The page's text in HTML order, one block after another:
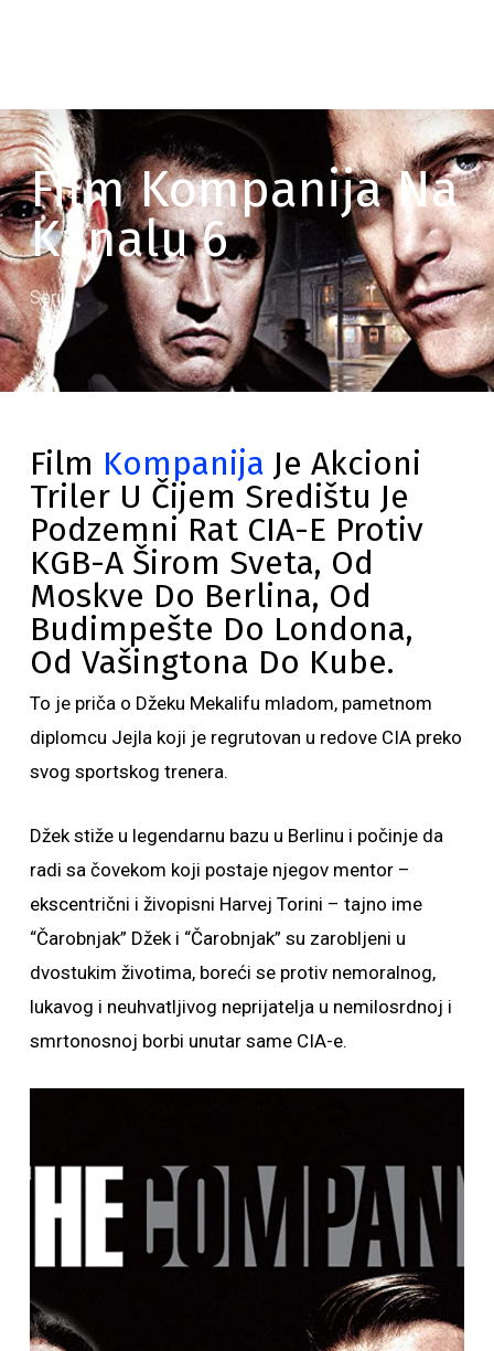
Film Kompanija Na
Kanalu 6
Serije
Film Kompanija Je Akcioni
Triler U Čijem Središtu Je
Podzemni Rat CIA-E Protiv
KGB-A Širom Sveta, Od
Moskve Do Berlina, Od
Budimpešte Do Londona,
Od Vašingtona Do Kube.
To je priča o Džeku Mekalifu mladom, pametnom
diplomcu Jejla koji je regrutovan u redove CIA preko
svog sportskog trenera.
Džek stiže u legendarnu bazu u Berlinu i počinje da
radi sa čovekom koji postaje njegov mentor –
ekscentrični i živopisni Harvej Torini – tajno ime
“Čarobnjak” Džek i “Čarobnjak” su zarobljeni u
dvostukim životima, boreći se protiv nemoralnog,
lukavog i neuhvatljivog neprijatelja u nemilosrdnoj i
smrtonosnoj borbi unutar same CIA-e.